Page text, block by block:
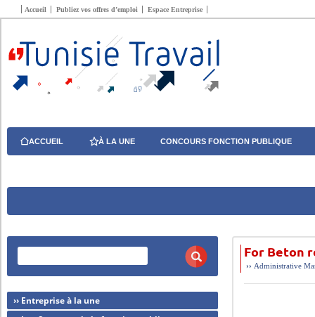
Accueil Publiez vos offres d’emploi Espace Entreprise
ACCUEIL À LA UNE CONCOURS FONCTION PUBLIQUE
For Beton
›› Administrative
›› Entreprise à la une